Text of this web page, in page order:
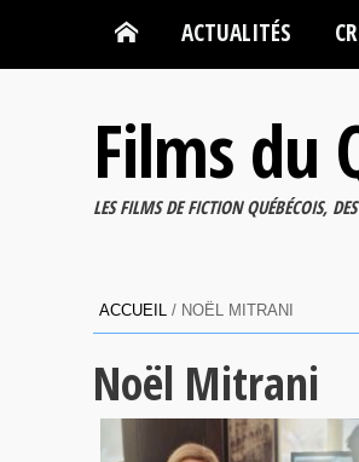
ACTUALITÉS
Films du
LES FILMS DE FICTION QUÉBÉCOIS,
ACCUEIL / NOËL MITRANI
Noël Mitrani